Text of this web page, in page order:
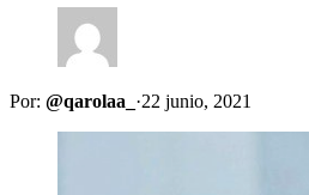
Por: @qarolaa_ ·22 junio, 2021